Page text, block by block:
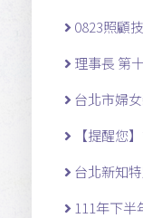
0823照顧
理事長 第
台北市婦
【提醒您
台北新知
111年下半